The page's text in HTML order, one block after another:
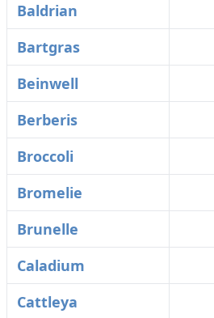
Baldrian
Bartgras
Beinwell
Berberis
Broccoli
Bromelie
Brunelle
Caladium
Cattleya